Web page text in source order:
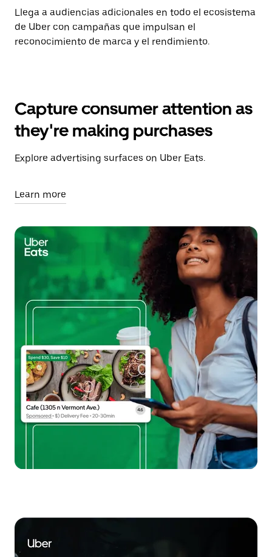
Llega a audiencias adicionales en todo el ecosistema
de Uber con campañas que impulsan el
reconocimiento de marca y el rendimiento.
Capture consumer attention as
they're making purchases
Explore advertising surfaces on Uber Eats.
Learn more